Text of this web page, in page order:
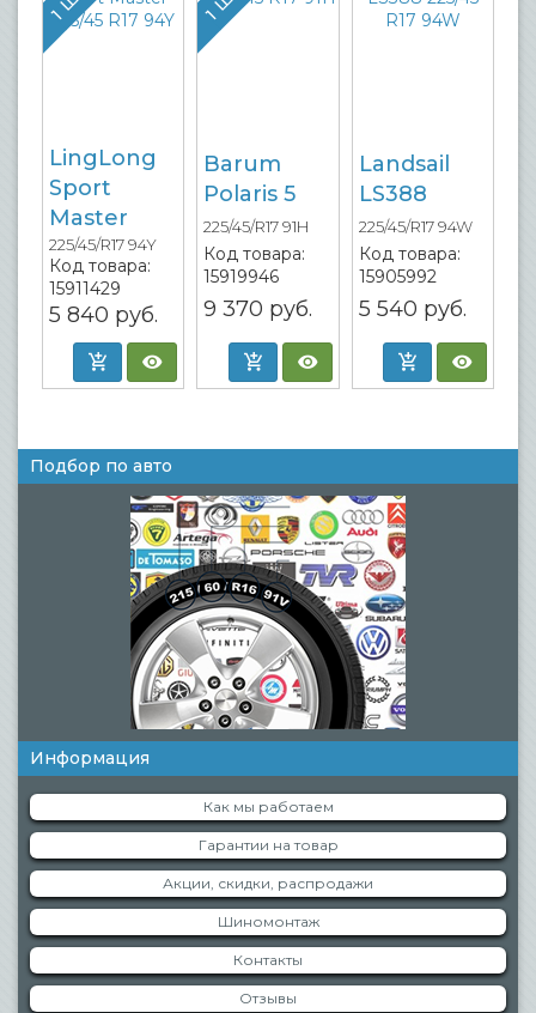
LingLong
Sport
Master
225/45/R17 94Y
Код товара:
15911429
5 840 руб.
Barum
Polaris 5
225/45/R17 91H
Код товара:
15919946
9 370 руб.
Landsail
LS388
225/45/R17 94W
Код товара:
15905992
5 540 руб.
Подбор по авто
Информация
Как мы работаем
Гарантии на товар
Акции, скидки, распродажи
Шиномонтаж
Контакты
Отзывы